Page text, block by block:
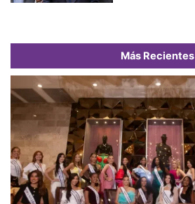
Más Recientes